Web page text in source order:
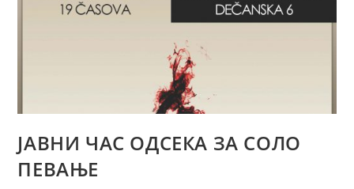
ЈАВНИ ЧАС ОДСЕКА ЗА СОЛО
ПЕВАЊЕ